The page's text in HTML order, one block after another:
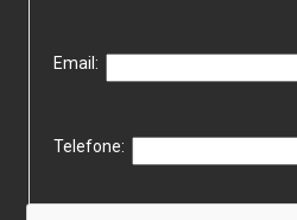
Email:
Telefone: